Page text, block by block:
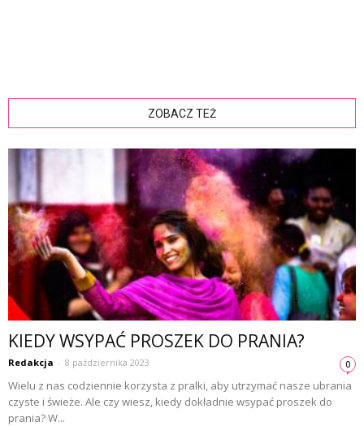
ZOBACZ TEŻ
KIEDY WSYPAĆ PROSZEK DO PRANIA?
Redakcja - 8 października 2023 0
Wielu z nas codziennie korzysta z pralki, aby utrzymać nasze ubrania
czyste i świeże. Ale czy wiesz, kiedy dokładnie wsypać proszek do
prania? W...